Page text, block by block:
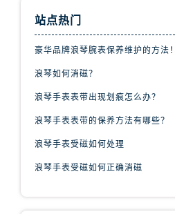
站点热门
豪华品牌浪琴腕表保养维护的方法！
浪琴如何消磁？
浪琴手表表带出现划痕怎么办？
浪琴手表表带的保养方法有哪些？
浪琴手表受磁如何处理
浪琴手表受磁如何正确消磁